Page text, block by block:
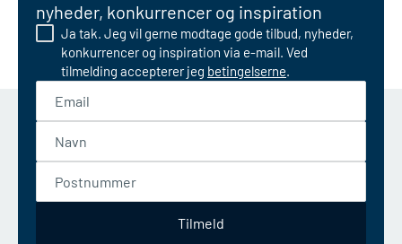
nyheder, konkurrencer og inspiration
Ja tak. Jeg vil gerne modtage gode tilbud, nyheder,
konkurrencer og inspiration via e-mail. Ved
tilmelding accepterer jeg betingelserne.
Tilmeld